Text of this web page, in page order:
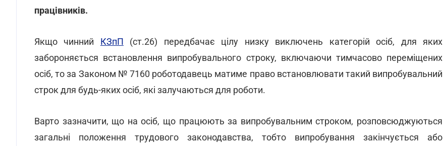
працівників.
Якщо чинний КЗпП (ст.26) передбачає цілу низку виключень категорій осіб, для яких
забороняється встановлення випробувального строку, включаючи тимчасово переміщених
осіб, то за Законом № 7160 роботодавець матиме право встановлювати такий випробувальний
строк для будь-яких осіб, які залучаються для роботи.
Варто зазначити, що на осіб, що працюють за випробувальним строком, розповсюджуються
загальні положення трудового законодавства, тобто випробування закінчується або